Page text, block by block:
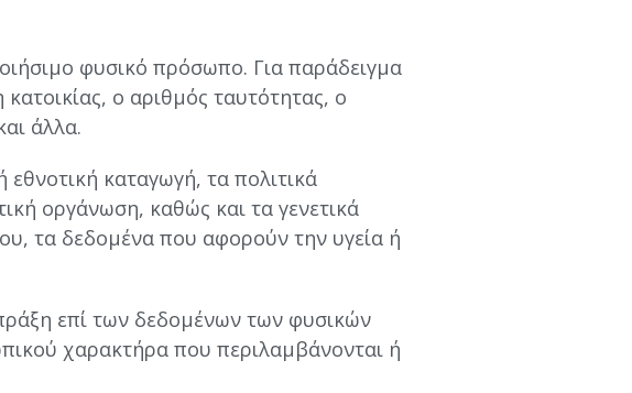
φυσικό πρόσωπο. Για παράδειγμα
ο αριθμός ταυτότητας, ο
άλλα.
καταγωγή, τα πολιτικά
οργάνωση, καθώς και τα γενετικά
τα δεδομένα που αφορούν την υγεία ή
επί των δεδομένων των φυσικών
χαρακτήρα που περιλαμβάνονται ή